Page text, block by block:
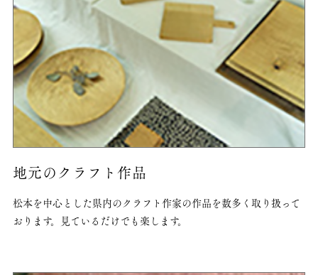
地元のクラフト作品
松本を中心とした県内のクラフト作家の作品を数多く取り扱って
おります。見ているだけでも楽します。